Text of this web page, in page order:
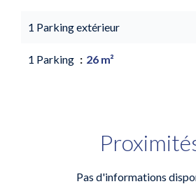
1 Parking extérieur
1 Parking 26 m²
Pas d'informations